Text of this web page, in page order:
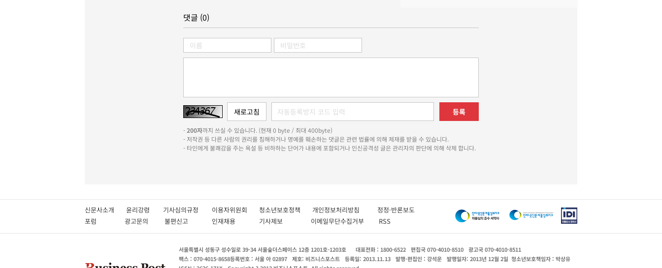
댓글 (0)
등록
-200자까지 쓰실 수 있습니다. (현재 0 byte / 최대 400byte)
- 저작권 등 다른 사람의 권리를 침해하거나 명예를 훼손하는 댓글은 관련 법률에 의해 제재를 받을 수 있습니다.
- 타인에게 불쾌감을 주는 욕설 등 비하하는 단어가 내용에 포함되거나 인신공격성 글은 관리자의 판단에 의해 삭제 합니다.
신문사소개 윤리강령 기사심의규정 이용자위원회 청소년보호정책 개인정보처리방침 정정·반론보도
포럼
광고문의 불편신고 인재채용 기사제보 이메일무단수집거부 RSS
서울특별시 성동구 성수일로 39-34 서울숲더스페이스 12층 1201호-1203호 대표전화 : 1800-6522 편집국 070-4010-8510
광고국 070-4010-8511
팩스 : 070-4015-8658등록번호 : 서울 아 02897 제호: 비즈니스포스트 등록일: 2013.11.13 발행·편집인 : 강석운 발행일자: 2013년 12월 2일 청소년보호책임자 : 박상유